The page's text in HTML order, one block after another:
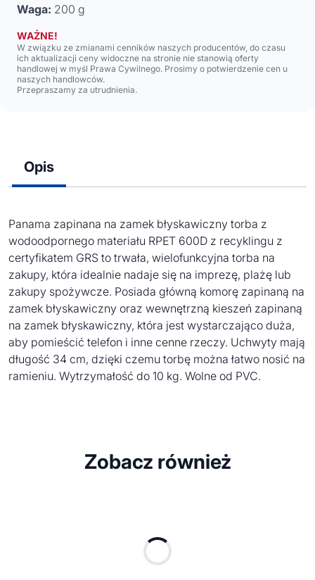
Waga: 200 g
WAŻNE!
W związku ze zmianami cenników naszych producentów, do czasu
ich aktualizacji ceny widoczne na stronie nie stanowią oferty
handlowej w myśl Prawa Cywilnego. Prosimy o potwierdzenie cen u
naszych handlowców.
Przepraszamy za utrudnienia.
Opis
Panama zapinana na zamek błyskawiczny torba z
wodoodpornego materiału RPET 600D z recyklingu z
certyfikatem GRS to trwała, wielofunkcyjna torba na
zakupy, która idealnie nadaje się na imprezę, plażę lub
zakupy spożywcze. Posiada główną komorę zapinaną na
zamek błyskawiczny oraz wewnętrzną kieszeń zapinaną
na zamek błyskawiczny, która jest wystarczająco duża,
aby pomieścić telefon i inne cenne rzeczy. Uchwyty mają
długość 34 cm, dzięki czemu torbę można łatwo nosić na
ramieniu. Wytrzymałość do 10 kg. Wolne od PVC.
Zobacz również